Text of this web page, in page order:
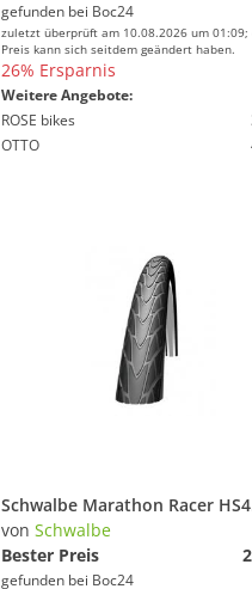
gefunden bei Boc24
zuletzt überprüft am 10.08.2026 um 01:09;
Preis kann sich seitdem geändert haben.
26% Ersparnis
Weitere Angebote:
ROSE bikes
OTTO
von Schwalbe
Bester Preis
gefunden bei Boc24